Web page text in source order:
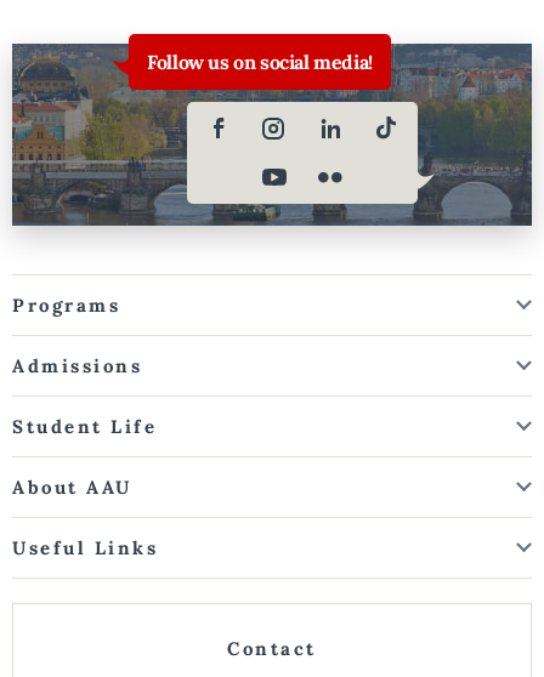
Follow us on social media!
Programs
Admissions
Student Life
About AAU
Useful Links
Contact